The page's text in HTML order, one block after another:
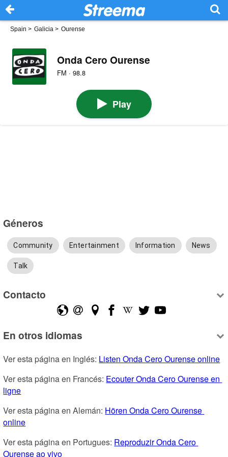
Spain > Galicia > Ourense
Onda Cero Ourense
FM · 98.8
Play
Géneros
Community Entertainment Information News
Talk
Contacto
En otros idiomas
Ver esta página en Inglés: Listen Onda Cero Ourense online
Ver esta página en Francés: Ecouter Onda Cero Ourense en
ligne
Ver esta página en Alemán: Hören Onda Cero Ourense
online
Ver esta página en Portugues: Reproduzir Onda Cero
Ourense ao vivo